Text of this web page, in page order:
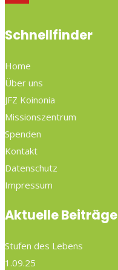
Schnellfinder
Home
Über uns
JFZ Koinonia
Missionszentrum
Spenden
Kontakt
Datenschutz
Impressum
Aktuelle Beiträge
Stufen des Lebens
1.09.25